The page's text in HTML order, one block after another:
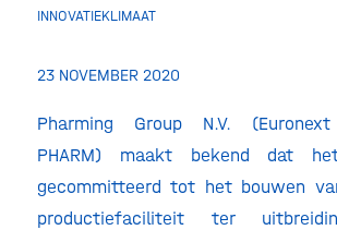
INNOVATIEKLIMAAT
23 NOVEMBER 2020
Pharming Group N.V.
PHARM) maakt bekend dat
gecommitteerd tot het bouwen
productiefaciliteit ter